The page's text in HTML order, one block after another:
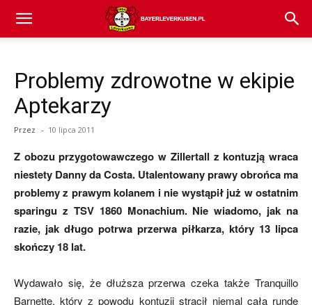
Bayer
aktualności
Problemy zdrowotne w ekipie
Aptekarzy
Przez - 10 lipca 2011
Z obozu przygotowawczego w Zillertall z kontuzją wraca
niestety Danny da Costa. Utalentowany prawy obrońca ma
problemy z prawym kolanem i nie wystąpił już w ostatnim
sparingu z TSV 1860 Monachium. Nie wiadomo, jak na
razie, jak długo potrwa przerwa piłkarza, który 13 lipca
skończy 18 lat.
Wydawało się, że dłuższa przerwa czeka także Tranquillo
Barnettę, który z powodu kontuzji stracił niemal całą rundę